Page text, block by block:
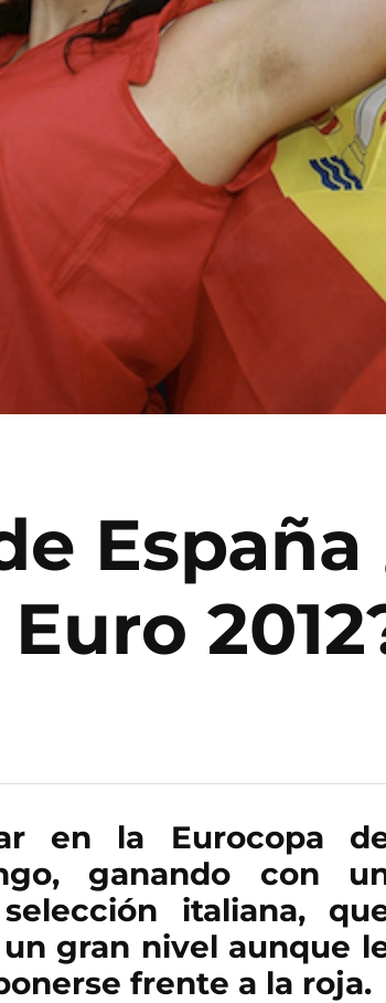
España
en la Eurocopa
ganando con
italiana,
gran nivel aunque
frente a la roja.